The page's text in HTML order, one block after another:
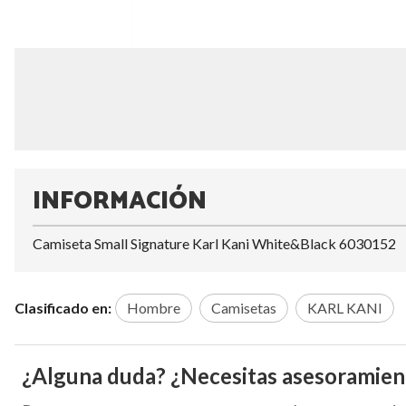
INFORMACIÓN
Camiseta Small Signature Karl Kani White&Black 6030152
Clasificado en: Hombre Camisetas KARL KANI
¿Alguna duda? ¿Necesitas